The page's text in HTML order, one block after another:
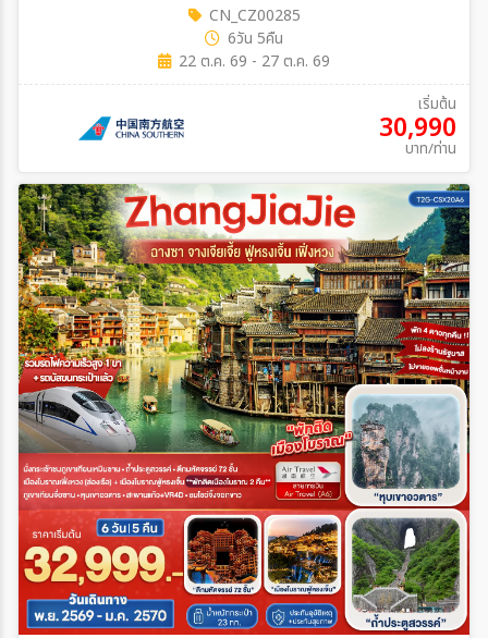
CN_CZ00285
6วัน 5คืน
22 ต.ค. 69 - 27 ต.ค. 69
เริ่มต้น
30,990
บาท/ท่าน